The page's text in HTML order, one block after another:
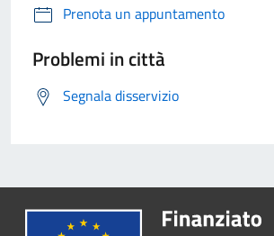
Prenota un appuntamento
Problemi in città
Segnala disservizio